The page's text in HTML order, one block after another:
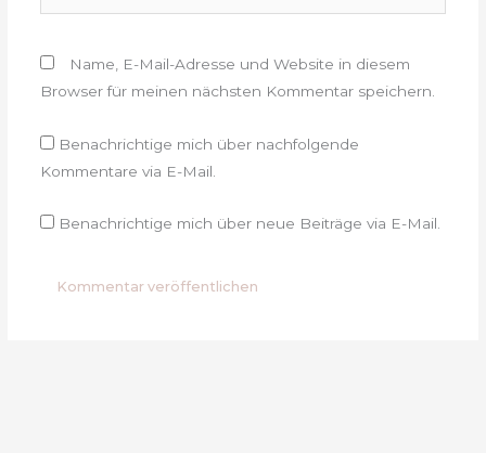
Name, E-Mail-Adresse und Website in diesem
Browser für meinen nächsten Kommentar speichern.
Benachrichtige mich über nachfolgende
Kommentare via E-Mail.
Benachrichtige mich über neue Beiträge via E-Mail.